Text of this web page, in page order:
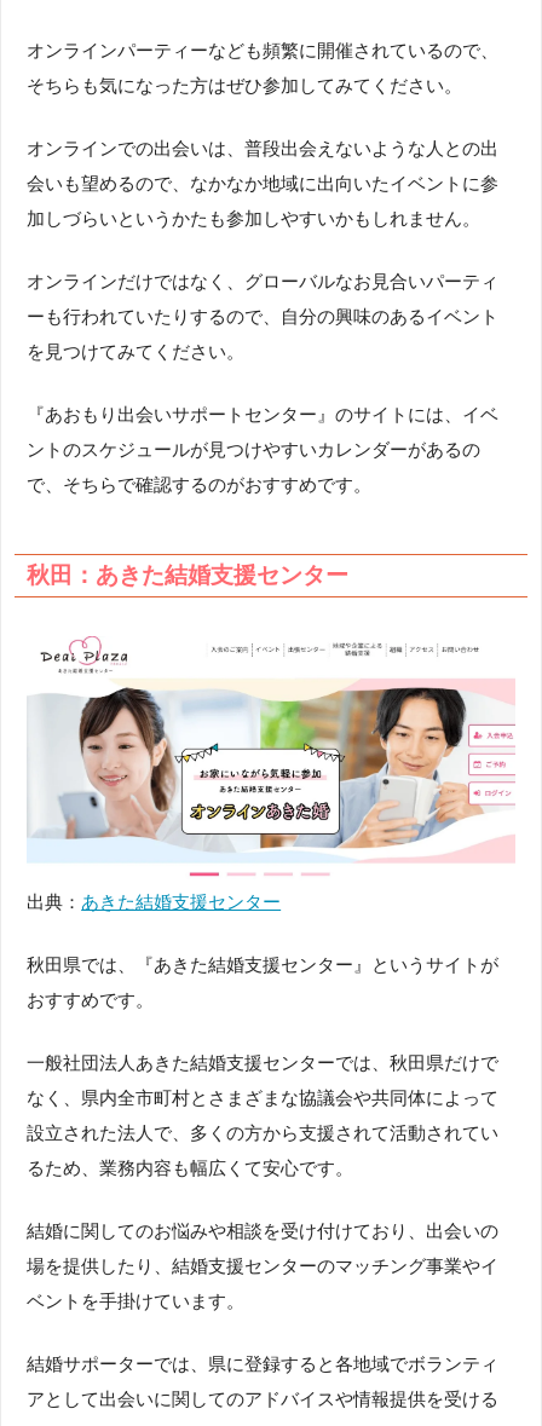
オンラインパーティーなども頻繁に開催されているので、
そちらも気になった方はぜひ参加してみてください。
オンラインでの出会いは、普段出会えないような人との出
会いも望めるので、なかなか地域に出向いたイベントに参
加しづらいというかたも参加しやすいかもしれません。
オンラインだけではなく、グローバルなお見合いパーティ
ーも行われていたりするので、自分の興味のあるイベント
を見つけてみてください。
『あおもり出会いサポートセンター』のサイトには、イベ
ントのスケジュールが見つけやすいカレンダーがあるの
で、そちらで確認するのがおすすめです。
秋田：あきた結婚支援センター
出典： あきた結婚支援センター
秋田県では、『あきた結婚支援センター』というサイトが
おすすめです。
一般社団法人あきた結婚支援センターでは、秋田県だけで
なく、県内全市町村とさまざまな協議会や共同体によって
設立された法人で、多くの方から支援されて活動されてい
るため、業務内容も幅広くて安心です。
結婚に関してのお悩みや相談を受け付けており、出会いの
場を提供したり、結婚支援センターのマッチング事業やイ
ベントを手掛けています。
結婚サポーターでは、県に登録すると各地域でボランティ
アとして出会いに関してのアドバイスや情報提供を受ける